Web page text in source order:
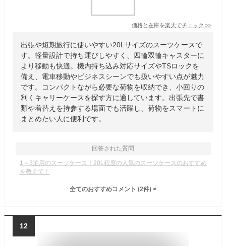
価格と在庫を楽天でチェック >>
出張や短期旅行に使いやすい20Lサイズのスーツケースで
す。軽量設計で持ち運びしやすく、四輪双輪キャスターに
より移動も快適。機内持ち込み対応サイズやTSロックを
備え、電車移動やビジネスシーンでも扱いやすい点が魅力
です。コンパクトながら必要な荷物を収納でき、小回りの
利くキャリーケースを探す方に適しています。出張先で書
類や着替えを持参する場面でも活躍し、荷物をスマートに
まとめたい人に便利です。
回答された質問
1～3泊用のスーツケース！20L程度の人気のスーツケースのおすすめ
を教えて！
全てのおすすめコメント (2件) >
12